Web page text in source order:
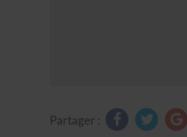
Partager :